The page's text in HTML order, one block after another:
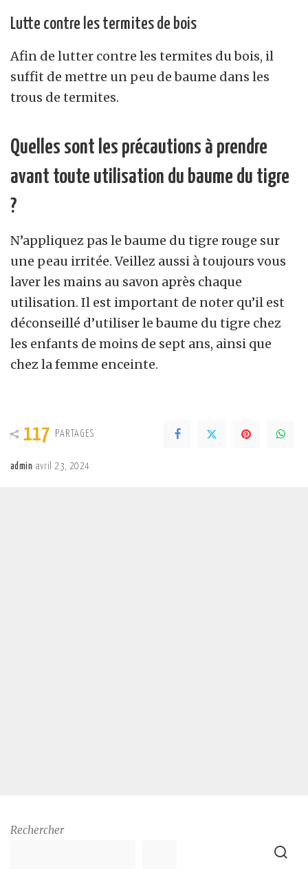
Lutte contre les termites de bois
Afin de lutter contre les termites du bois, il
suffit de mettre un peu de baume dans les
trous de termites.
Quelles sont les précautions à prendre
avant toute utilisation du baume du tigre
?
N’appliquez pas le baume du tigre rouge sur
une peau irritée. Veillez aussi à toujours vous
laver les mains au savon après chaque
utilisation. Il est important de noter qu’il est
déconseillé d’utiliser le baume du tigre chez
les enfants de moins de sept ans, ainsi que
chez la femme enceinte.
117 PARTAGES
admin avril 23, 2024
Rechercher